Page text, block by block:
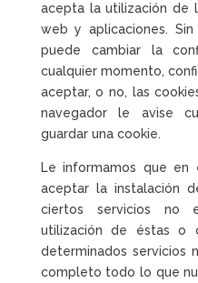
acepta la utilización de
web y aplicaciones.
puede cambiar la
cualquier momento,
aceptar, o no, las
navegador le avise
guardar una cookie.
Le informamos que
aceptar la instalación
ciertos servicios no
utilización de éstas o
determinados servicios
completo todo lo que